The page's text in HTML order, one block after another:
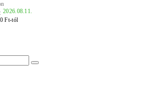
2026.08.11.
Ft-tól